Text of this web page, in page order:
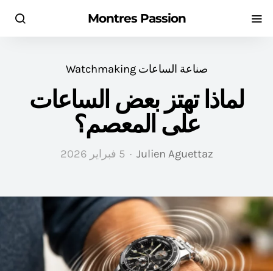
Montres Passion
صناعة الساعات Watchmaking
لماذا تهتز بعض الساعات
على المعصم؟
Julien Aguettaz 5 فبراير 2026